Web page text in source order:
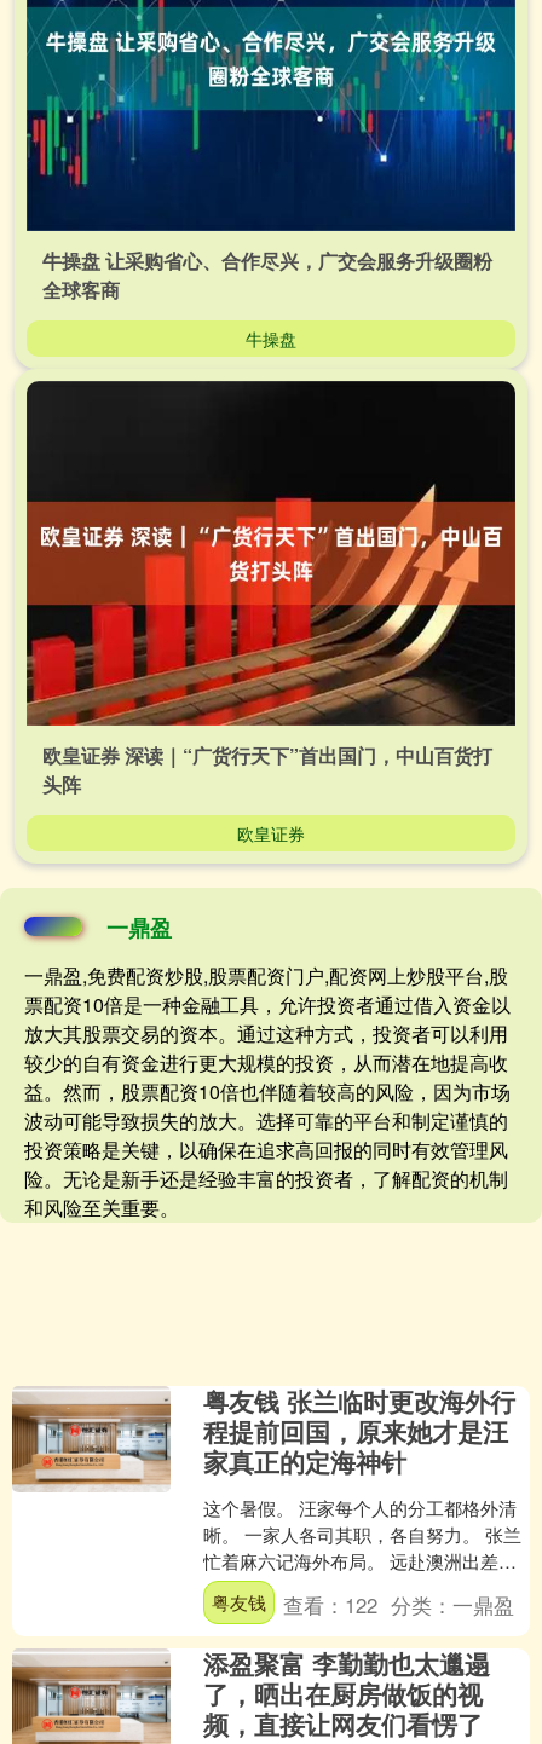
牛操盘 让采购省心、合作尽兴，广交会服务升级圈粉
全球客商
牛操盘
欧皇证券 深读｜“广货行天下”首出国门，中山百货打
头阵
欧皇证券
一鼎盈
一鼎盈,免费配资炒股,股票配资门户,配资网上炒股平台,股
票配资10倍是一种金融工具，允许投资者通过借入资金以
放大其股票交易的资本。通过这种方式，投资者可以利用
较少的自有资金进行更大规模的投资，从而潜在地提高收
益。然而，股票配资10倍也伴随着较高的风险，因为市场
波动可能导致损失的放大。选择可靠的平台和制定谨慎的
投资策略是关键，以确保在追求高回报的同时有效管理风
险。无论是新手还是经验丰富的投资者，了解配资的机制
和风险至关重要。
粤友钱 张兰临时更改海外行
程提前回国，原来她才是汪
家真正的定海神针
这个暑假。 汪家每个人的分工都格外清
晰。 一家人各司其职，各自努力。 张兰
忙着麻六记海外布局。 远赴澳洲出差，
一待就是十几天。 开会、见合作伙伴、
会见粉丝。 就....
粤友钱 查看： 122 分类：一鼎盈
添盈聚富 李勤勤也太邋遢
了，晒出在厨房做饭的视
频，直接让网友们看愣了